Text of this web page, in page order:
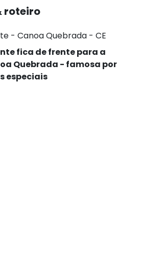
roteiro
- Canoa Quebrada - CE
fica de frente para a
Quebrada - famosa por
especiais